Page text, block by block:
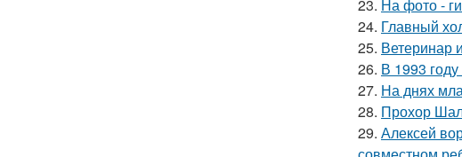
23. На фото -
24. Главный
25. Ветеринар
26. В 1993
27. На днях
28. Прохор
29. Алексей